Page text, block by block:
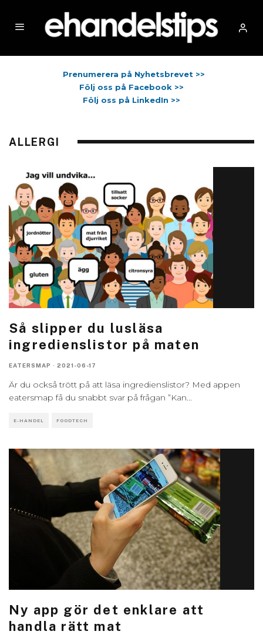
Prenumerera på Nyhetsbrevet >>
Följ oss på Facebook >>
Följ oss på LinkedIn >>
ALLERGI
Så slipper du lusläsa
ingredienslistor på maten
EATERSMAP · 2021-06-17
Är du också trött på att läsa ingredienslistor? Med appen
eatersmap få du snabbt svar på frågan ”Kan...
E-HANDEL FOODTECH
Ny app gör det enklare att
handla rätt mat